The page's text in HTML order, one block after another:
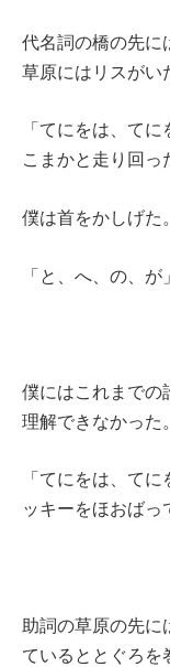
代名詞の橋の先に
草原にはリスがい
「てにをは、て
こまかと走り回っ
僕は首をかしげた。
「と、へ、の、が
僕にはこれまでの
理解できなかった
「てにをは、て
ッキーをほおばっ
助詞の草原の先に
ているととぐろを